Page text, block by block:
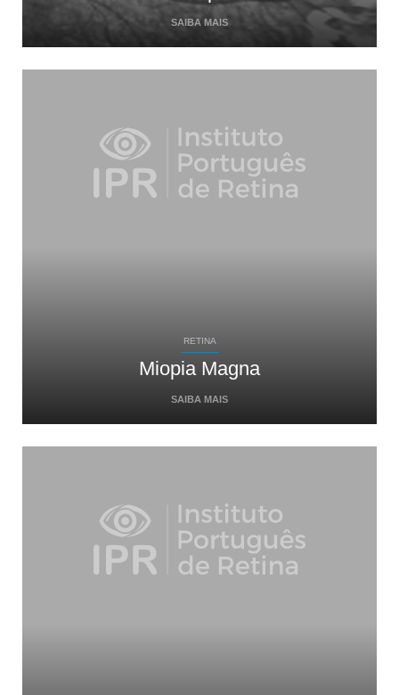
SAIBA MAIS
RETINA
Miopia Magna
SAIBA MAIS